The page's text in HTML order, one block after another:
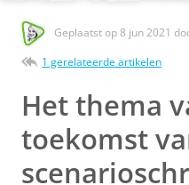
Bedrijf
Geplaatst op8 jun 2021
1 gerelateerde artikelen
Het thema
toekomst